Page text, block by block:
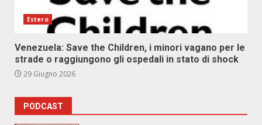
Estero
Venezuela: Save the Children, i minori vagano per le
strade o raggiungono gli ospedali in stato di shock
29 Giugno 2026
PODCAST